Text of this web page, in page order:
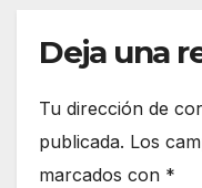
Deja una
Tu dirección de
publicada. Los
marcados con *